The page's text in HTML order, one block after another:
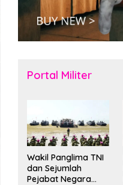
Portal Militer
Wakil Panglima TNI
dan Sejumlah
Pejabat Negara